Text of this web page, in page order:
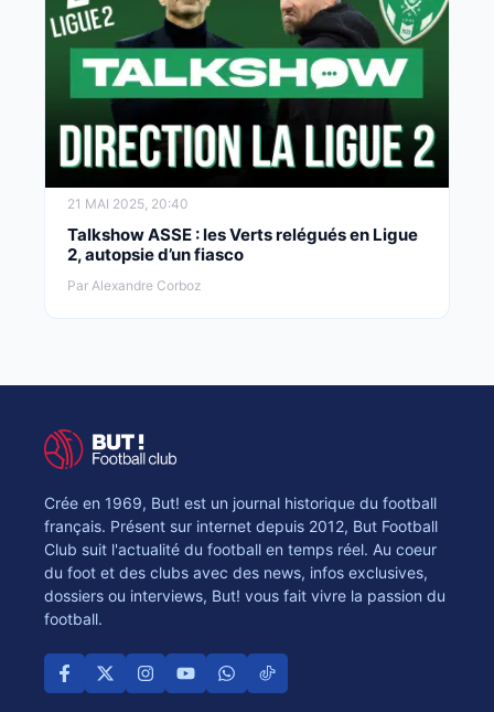
21 MAI 2025, 20:40
Talkshow ASSE : les Verts relégués en Ligue
2, autopsie d’un fiasco
Par Alexandre Corboz
Crée en 1969, But! est un journal historique du football
français. Présent sur internet depuis 2012, But Football
Club suit l'actualité du football en temps réel. Au coeur
du foot et des clubs avec des news, infos exclusives,
dossiers ou interviews, But! vous fait vivre la passion du
football.